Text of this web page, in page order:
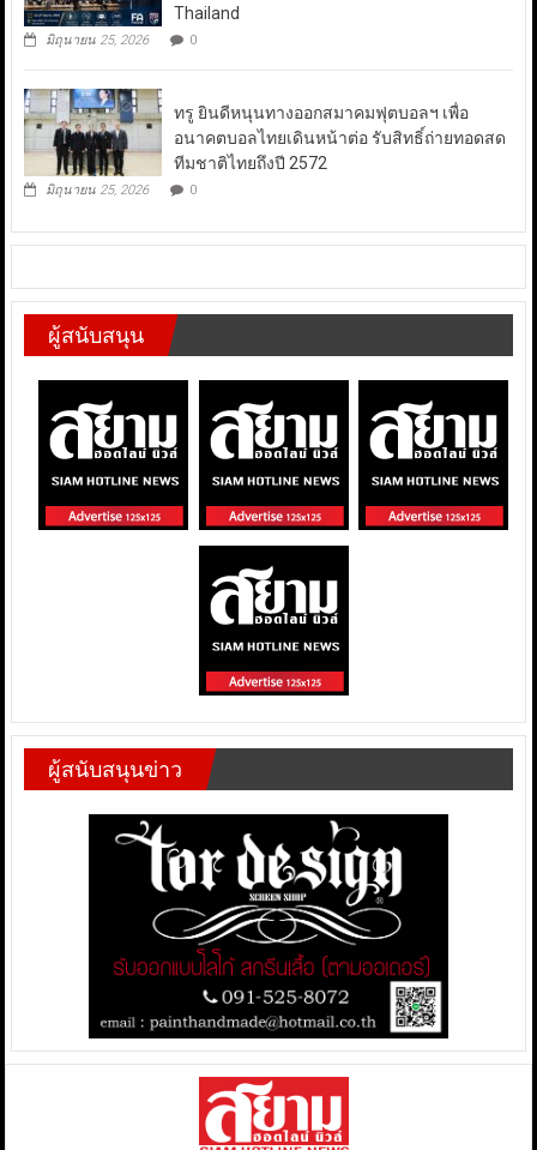
Thailand
มิถุนายน 25, 2026 0
ทรู ยินดีหนุนทางออกสมาคมฟุตบอลฯ เพื่อ
อนาคตบอลไทยเดินหน้าต่อ รับสิทธิ์ถ่ายทอดสด
ทีมชาติไทยถึงปี 2572
มิถุนายน 25, 2026 0
ผู้สนับสนุน
ผู้สนับสนุนข่าว